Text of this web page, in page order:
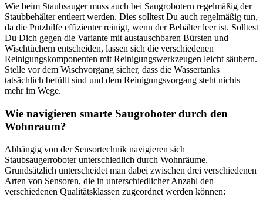
Wie beim Staubsauger muss auch bei Saugrobotern regelmäßig der
Staubbehälter entleert werden. Dies solltest Du auch regelmäßig tun,
da die Putzhilfe effizienter reinigt, wenn der Behälter leer ist. Solltest
Du Dich gegen die Variante mit austauschbaren Bürsten und
Wischtüchern entscheiden, lassen sich die verschiedenen
Reinigungskomponenten mit Reinigungswerkzeugen leicht säubern.
Stelle vor dem Wischvorgang sicher, dass die Wassertanks
tatsächlich befüllt sind und dem Reinigungsvorgang steht nichts
mehr im Wege.
Wie navigieren smarte Saugroboter durch den
Wohnraum?
Abhängig von der Sensortechnik navigieren sich
Staubsaugerroboter unterschiedlich durch Wohnräume.
Grundsätzlich unterscheidet man dabei zwischen drei verschiedenen
Arten von Sensoren, die in unterschiedlicher Anzahl den
verschiedenen Qualitätsklassen zugeordnet werden können: